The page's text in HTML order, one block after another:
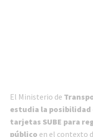
El Ministerio de
estudia la
tarjetas SUBE para
público en el contexto